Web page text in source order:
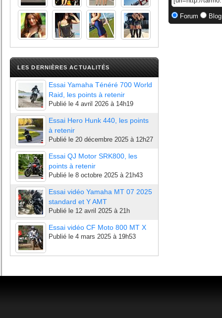
LES DERNIÈRES ACTUALITÉS
Essai Yamaha Ténéré 700 World
Raid, les points à retenir
Publié le 4 avril 2026 à 14h19
Essai Hero Hunk 440, les points
à retenir
Publié le 20 décembre 2025 à 12h27
Essai QJ Motor SRK800, les
points à retenir
Publié le 8 octobre 2025 à 21h43
Essai vidéo Yamaha MT 07 2025
standard et Y AMT
Publié le 12 avril 2025 à 21h
Essai vidéo CF Moto 800 MT X
Publié le 4 mars 2025 à 19h53
Forum